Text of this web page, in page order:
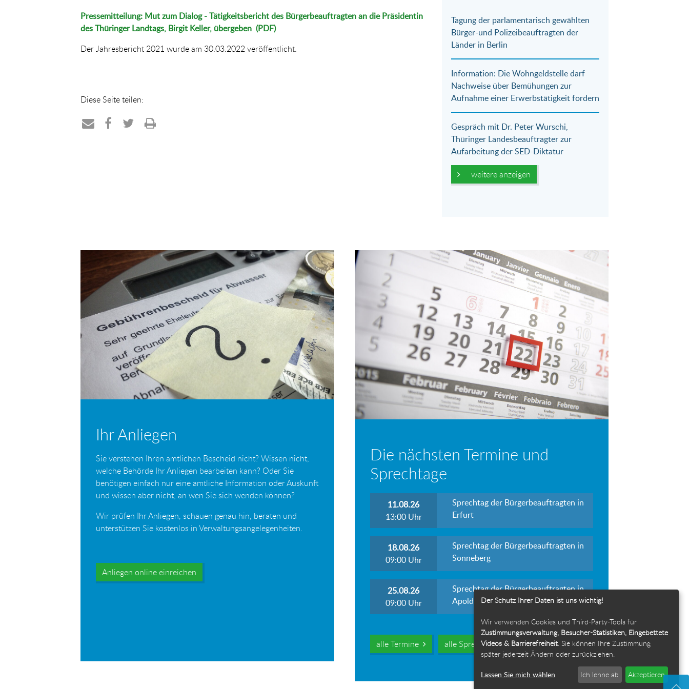
Pressemitteilung: Mut zum Dialog - Tätigkeitsbericht des Bürgerbeauftragten an die Präsidentin
des Thüringer Landtags, Birgit Keller, übergeben (PDF)
Der Jahresbericht 2021 wurde am 30.03.2022 veröffentlicht.
Diese Seite teilen:
Tagung der parlamentarisch gewählten
Bürger-und Polizeibeauftragten der
Länder in Berlin
Information: Die Wohngeldstelle darf
Nachweise über Bemühungen zur
Aufnahme einer Erwerbstätigkeit fordern
Gespräch mit Dr. Peter Wurschi,
Thüringer Landesbeauftragter zur
Aufarbeitung der SED-Diktatur
weitere anzeigen
Ihr Anliegen
Sie verstehen Ihren amtlichen Bescheid nicht? Wissen nicht,
welche Behörde Ihr Anliegen bearbeiten kann? Oder Sie
benötigen einfach nur eine amtliche Information oder Auskunft
und wissen aber nicht, an wen Sie sich wenden können?
Wir prüfen Ihr Anliegen, schauen genau hin, beraten und
unterstützen Sie kostenlos in Verwaltungsangelegenheiten.
Anliegen online einreichen
Die nächsten Termine und
Sprechtage
11.08.26
13:00 Uhr
Sprechtag der Bürgerbeauftragten in
Erfurt
18.08.26
09:00 Uhr
Sprechtag der Bürgerbeauftragten in
Sonneberg
25.08.26
09:00 Uhr
Sprechtag der Bürgerbeauftragten in
Apolda
alle Termine alle Sprechtage
Der Schutz Ihrer Daten ist uns wichtig!
Wir verwenden Cookies und Third-Party-Tools für
Zustimmungsverwaltung, Besucher-Statistiken, Eingebettete
Videos & Barrierefreiheit. Sie können Ihre Zustimmung
später jederzeit Ändern oder zurückziehen.
Lassen Sie mich wählen Ich lehne ab Akzeptieren